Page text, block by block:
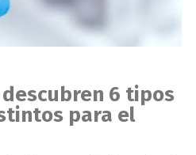
6 tipos
para el